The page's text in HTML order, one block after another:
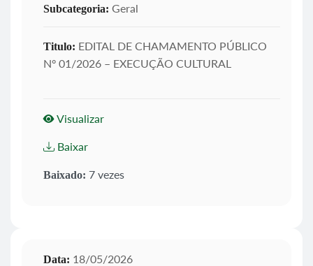
Subcategoria: Geral
Titulo: EDITAL DE CHAMAMENTO PÚBLICO
Nº 01/2026 – EXECUÇÃO CULTURAL
Visualizar
Baixar
Baixado: 7 vezes
Data: 18/05/2026